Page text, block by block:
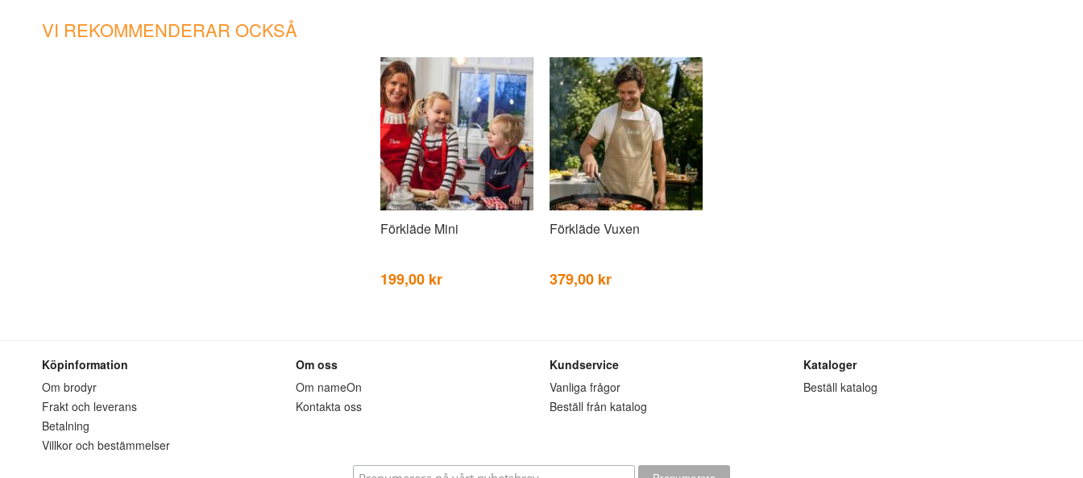
VI REKOMMENDERAR OCKSÅ
Förkläde Mini
199,00 kr
Förkläde Vuxen
379,00 kr
Köpinformation
Om brodyr
Frakt och leverans
Betalning
Villkor och bestämmelser
Om oss
Om nameOn
Kontakta oss
Kundservice
Vanliga frågor
Beställ från katalog
Kataloger
Beställ katalog